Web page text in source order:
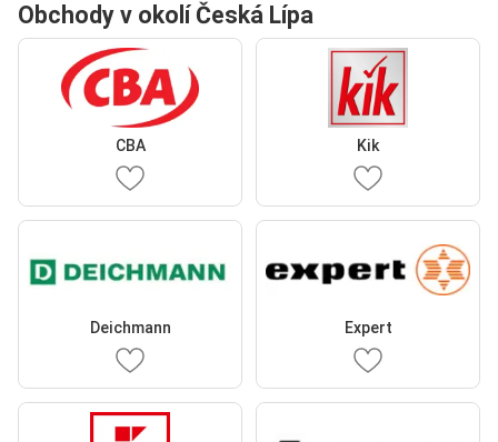
Obchody v okolí Česká Lípa
CBA Kik
Deichmann Expert